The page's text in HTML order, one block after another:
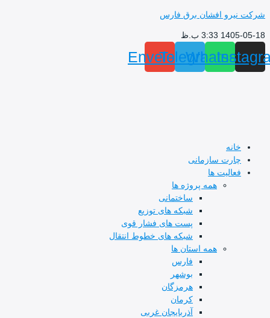
نیرو افشان برق فارس
3:33 ب.ظ
Telegram
Envelope
چارت سازمانی
فعالیت ها
همه پروژه ها
ساختمانی
شبکه های توزیع
پست های فشار قوی
شبکه های خطوط انتقال
همه استان ها
فارس
بوشهر
هرمزگان
کرمان
آذربایجان غربی